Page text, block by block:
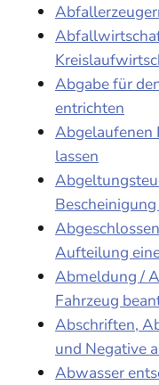
Abgabe für
entrichten
Abgelaufenen
lassen
Aufteilung
Abmeldung /
Fahrzeug
Abschriften,
und Negative
Abwasser